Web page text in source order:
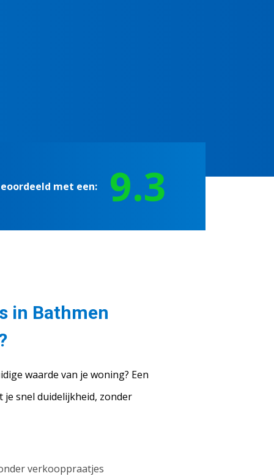
met een: 9.3
in Bathmen
waarde van je woning? Een
snel duidelijkheid, zonder
verkooppraatjes